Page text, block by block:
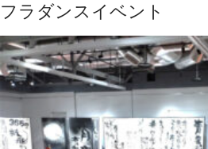
フラダンスイベント